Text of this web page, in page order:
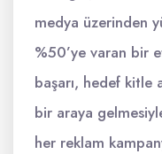
medya üzerinden
%50’ye varan bir
başarı, hedef
bir araya
her reklam